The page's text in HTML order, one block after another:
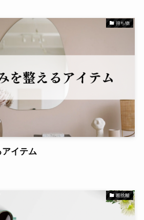
持ち物
イテム
断捨離